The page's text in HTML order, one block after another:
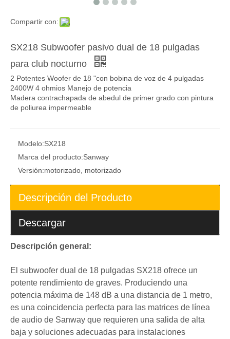
Compartir con:
SX218 Subwoofer pasivo dual de 18 pulgadas
para club nocturno
2 Potentes Woofer de 18 "con bobina de voz de 4 pulgadas
2400W 4 ohmios Manejo de potencia
Madera contrachapada de abedul de primer grado con pintura
de poliurea impermeable
Modelo:SX218
Marca del producto:Sanway
Versión:motorizado, motorizado
Descripción del Producto
Descargar
Descripción general:
El subwoofer dual de 18 pulgadas SX218 ofrece un
potente rendimiento de graves. Produciendo una
potencia máxima de 148 dB a una distancia de 1 metro,
es una coincidencia perfecta para las matrices de línea
de audio de Sanway que requieren una salida de alta
baja y soluciones adecuadas para instalaciones